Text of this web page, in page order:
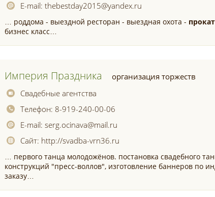
E-mail:thebestday2015@yandex.ru
… роддома - выездной ресторан - выездная охота - прокат
бизнес класс…
Империя Праздника
организация торжеств
Свадебные агентства
Телефон: 8-919-240-00-06
E-mail:serg.ocinava@mail.ru
Сайт: http://svadba-vrn36.ru
… первого танца молодожёнов. постановка свадебного
конструкций "пресс-воллов", изготовление баннеров по
заказу…